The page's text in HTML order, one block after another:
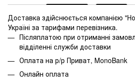
Доставка здійснюється компанією
Україні за тарифами перевізника.
Післяплатою при отриманні
відділенні служби доставки
Оплата на р/р Приват, MonoBank
Онлайн оплата